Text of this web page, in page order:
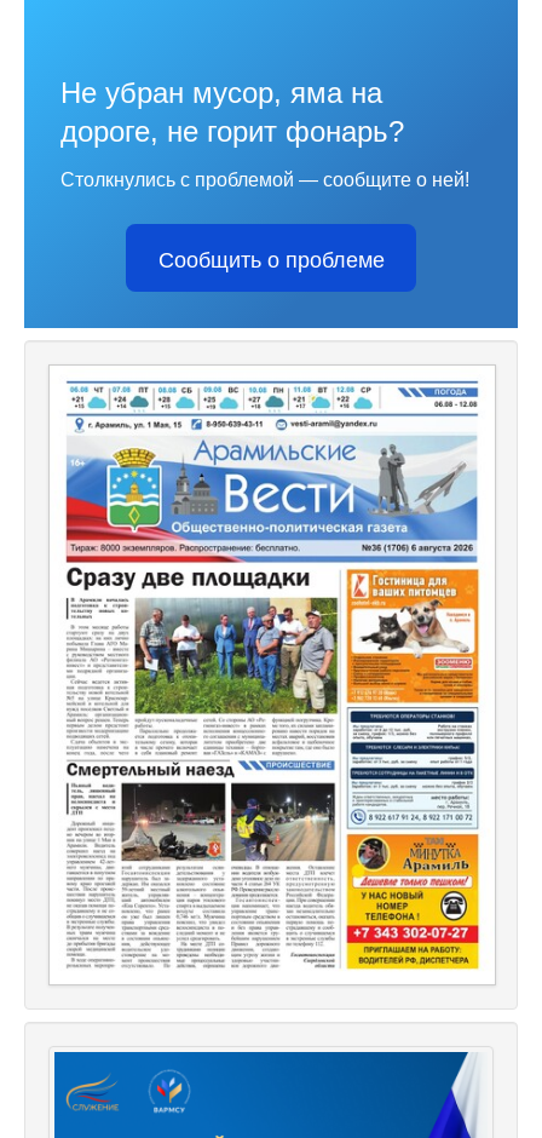
Не убран мусор, яма на
дороге, не горит фонарь?
Столкнулись с проблемой — сообщите о ней!
Сообщить о проблеме